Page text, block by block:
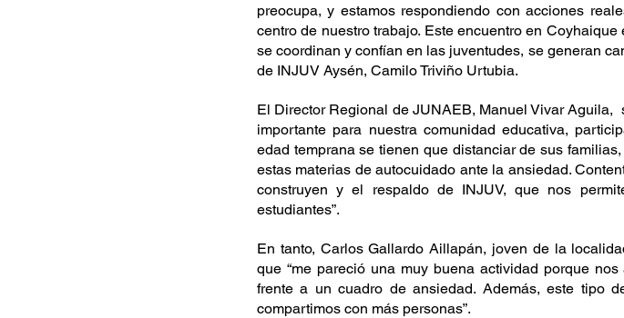
preocupa, y estamos respondiendo con acciones
centro de nuestro trabajo. Este encuentro en
se coordinan y confían en las juventudes, se generan
de INJUV Aysén, Camilo Triviño Urtubia.
El Director Regional de JUNAEB, Manuel Vivar Aguila,
importante para nuestra comunidad educativa,
edad temprana se tienen que distanciar de sus
estas materias de autocuidado ante la ansiedad.
construyen y el respaldo de INJUV, que nos
estudiantes”.
En tanto, Carlos Gallardo Aillapán, joven de la
que “me pareció una muy buena actividad porque
frente a un cuadro de ansiedad. Además, este tipo
compartimos con más personas”.